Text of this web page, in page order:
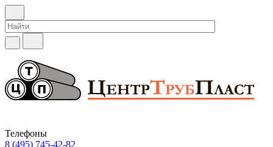
Телефоны
8 (495) 745-42-82